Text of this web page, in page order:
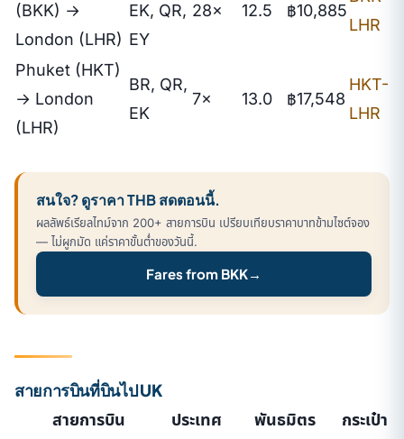
(BKK) →
London (LHR)
EK, QR,
EY
28× 12.5 ฿10,885
LHR
Phuket (HKT)
→ London
(LHR)
BR, QR,
EK
7× 13.0 ฿17,548
HKT-
LHR
สนใจ? ดูราคา THB สดตอนนี้.
ผลลัพธ์เรียลไทม์จาก 200+ สายการบิน เปรียบเทียบราคาบาทข้ามไซต์จอง
— ไม่ผูกมัด แค่ราคาขั้นต่ำของวันนี้.
Fares from BKK→
สายการบินที่บินไป UK
สายการบิน ประเทศ พันธมิตร กระเป๋า